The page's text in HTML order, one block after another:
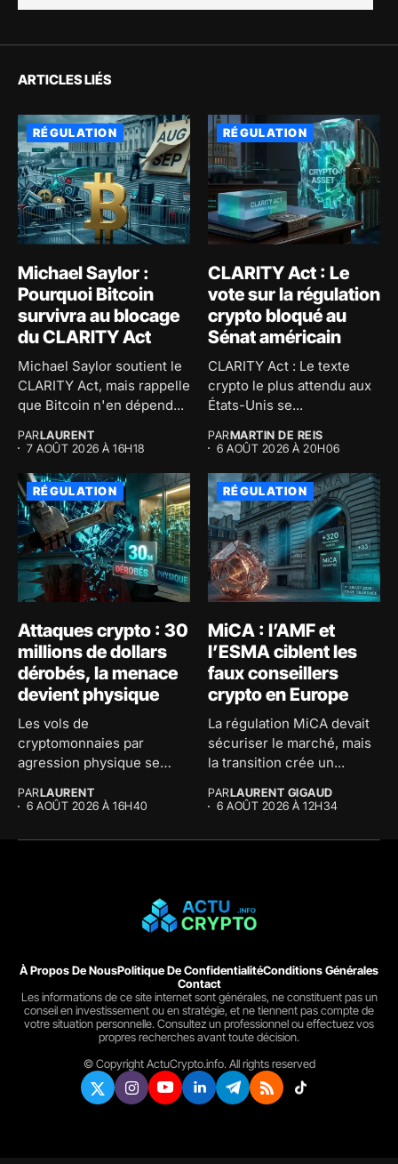
ARTICLES LIÉS
RÉGULATION
Michael Saylor :
Pourquoi Bitcoin
survivra au blocage
du CLARITY Act
Michael Saylor soutient le
CLARITY Act, mais rappelle
que Bitcoin n'en dépend...
PARLAURENT
7 AOÛT 2026 À 16H18
RÉGULATION
CLARITY Act : Le
vote sur la régulation
crypto bloqué au
Sénat américain
CLARITY Act : Le texte
crypto le plus attendu aux
États-Unis se...
PARMARTIN DE REIS
6 AOÛT 2026 À 20H06
RÉGULATION
Attaques crypto : 30
millions de dollars
dérobés, la menace
devient physique
Les vols de
cryptomonnaies par
agression physique se
PARLAURENT
6 AOÛT 2026 À 16H40
RÉGULATION
MiCA : l’AMF et
l’ESMA ciblent les
faux conseillers
crypto en Europe
La régulation MiCA devait
sécuriser le marché, mais
la transition crée un...
PARLAURENT GIGAUD
6 AOÛT 2026 À 12H34
À Propos De NousPolitique De ConfidentialitéConditions Générales
Contact
Les informations de ce site internet sont générales, ne constituent pas un
conseil en investissement ou en stratégie, et ne tiennent pas compte de
votre situation personnelle. Consultez un professionnel ou effectuez vos
propres recherches avant toute décision.
© Copyright ActuCrypto.info. All rights reserved